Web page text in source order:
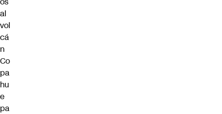
al
vol
cá
n
Co
pa
hu
e
pa